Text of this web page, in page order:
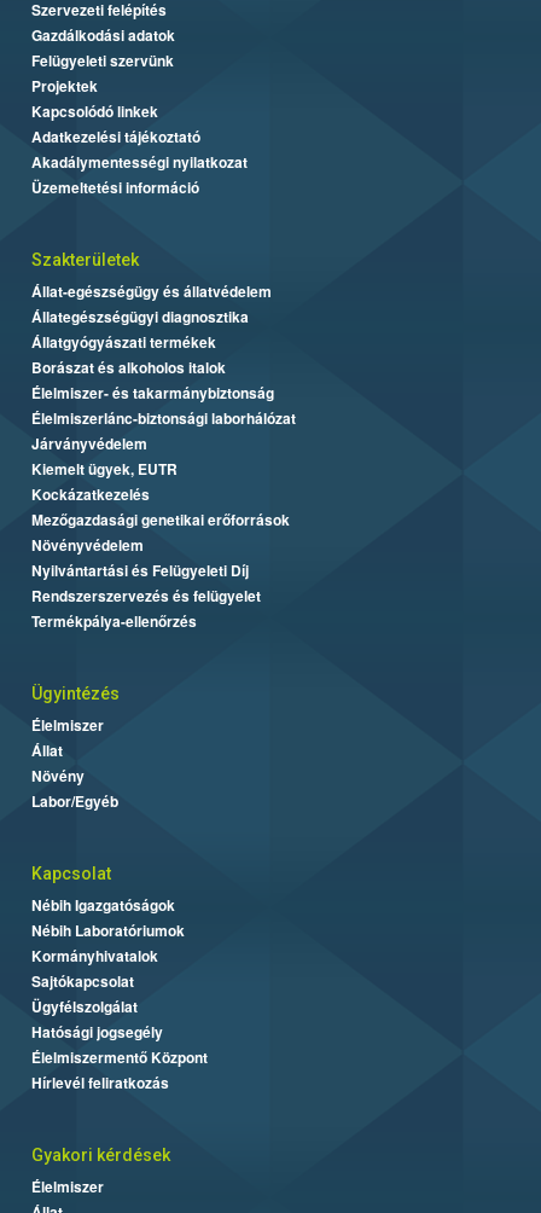
Szervezeti felépítés
Gazdálkodási adatok
Felügyeleti szervünk
Projektek
Kapcsolódó linkek
Adatkezelési tájékoztató
Akadálymentességi nyilatkozat
Üzemeltetési információ
Szakterületek
Állat-egészségügy és állatvédelem
Állategészségügyi diagnosztika
Állatgyógyászati termékek
Borászat és alkoholos italok
Élelmiszer- és takarmánybiztonság
Élelmiszerlánc-biztonsági laborhálózat
Járványvédelem
Kiemelt ügyek, EUTR
Kockázatkezelés
Mezőgazdasági genetikai erőforrások
Növényvédelem
Nyilvántartási és Felügyeleti Díj
Rendszerszervezés és felügyelet
Termékpálya-ellenőrzés
Ügyintézés
Élelmiszer
Állat
Növény
Labor/Egyéb
Kapcsolat
Nébih Igazgatóságok
Nébih Laboratóriumok
Kormányhivatalok
Sajtókapcsolat
Ügyfélszolgálat
Hatósági jogsegély
Élelmiszermentő Központ
Hírlevél feliratkozás
Gyakori kérdések
Élelmiszer